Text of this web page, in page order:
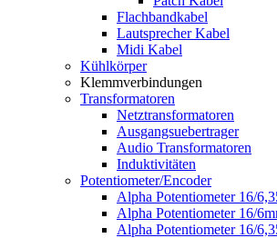
Flachbandkabel
Lautsprecher Kabel
Midi Kabel
Kühlkörper
Klemmverbindungen
Transformatoren
Netztransformatoren
Ausgangsuebertrager
Audio Transformatoren
Induktivitäten
Potentiometer/Encoder
Alpha Potentiometer 16/
Alpha Potentiometer 16/
Alpha Potentiometer 16/